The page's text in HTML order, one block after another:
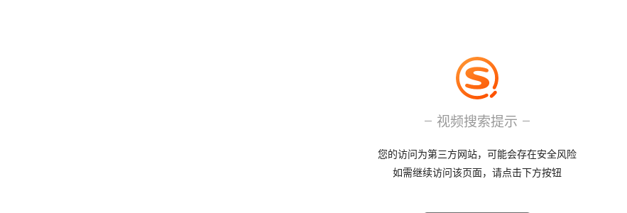
视频搜索提示
您的访问为第三方网站，可能会存在安全风险
如需继续访问该页面，请点击下方按钮